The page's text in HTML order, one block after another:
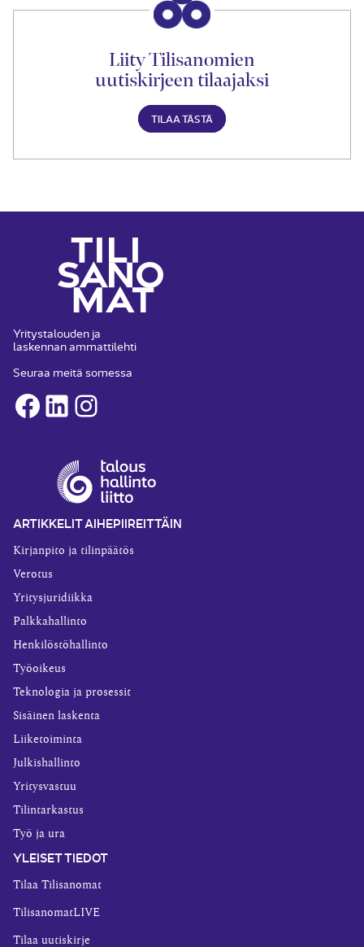
Liity Tilisanomien
uutiskirjeen tilaajaksi
TILAA TÄSTÄ
Yritystalouden ja
laskennan ammattilehti
Seuraa meitä somessa
Facebook
LinkedInInstagram
ARTIKKELIT AIHEPIIREITTÄIN
Kirjanpito ja tilinpäätös
Verotus
Yritysjuridiikka
Palkkahallinto
Henkilöstöhallinto
Työoikeus
Teknologia ja prosessit
Sisäinen laskenta
Liiketoiminta
Julkishallinto
Yritysvastuu
Tilintarkastus
Työ ja ura
YLEISET TIEDOT
Tilaa Tilisanomat
TilisanomatLIVE
Tilaa uutiskirje